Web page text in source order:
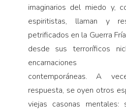
imaginarios del miedo y,
espiritistas, llaman y
petrificados en la Guerra
desde sus terroríficos
encarnaciones
contemporáneas. A
respuesta, se oyen otros
viejas casonas